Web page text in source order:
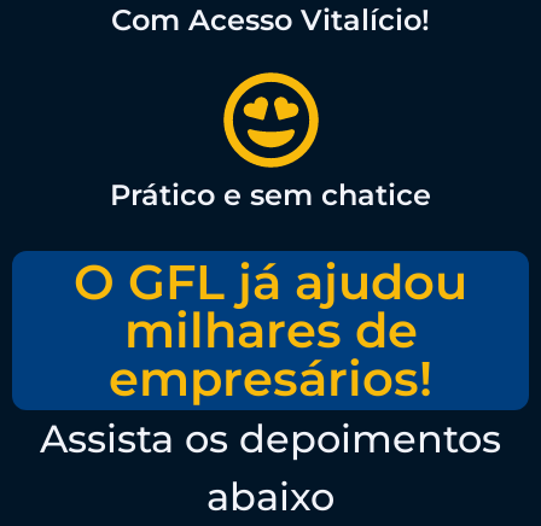
Com Acesso Vitalício!
Prático e sem chatice
O GFL já ajudou
milhares de
empresários!
Assista os depoimentos
abaixo